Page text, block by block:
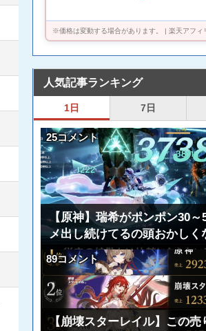
※価格は変動する場合があります。 | 楽天アフィ
人気記事ランキング
1日 7日
25コメント
【原神】瑞希がポンポン30～
メ出し続けてるの頭おかしく
89コメント
【崩壊スターレイル】この売